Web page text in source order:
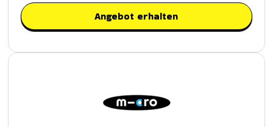
Angebot erhalten